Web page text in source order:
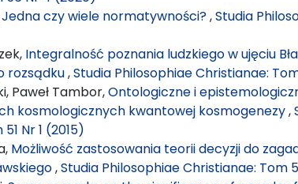
Jedna czy wiele normatywności?,Studia
Integralność poznania ludzkiego w ujęciu
rozsądku,Studia Philosophiae Christianae:
Paweł Tambor,Ontologiczne i
kosmologicznych kwantowej kosmogenezy,
Nr 1 (2015)
Możliwość zastosowania teorii decyzji do
,Studia Philosophiae Christianae: Tom